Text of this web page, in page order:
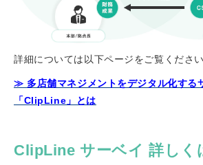
詳細については以下ページをご覧ください
≫ 多店舗マネジメントをデジタル化する
「ClipLine」とは
ClipLine サーベイ 詳しく